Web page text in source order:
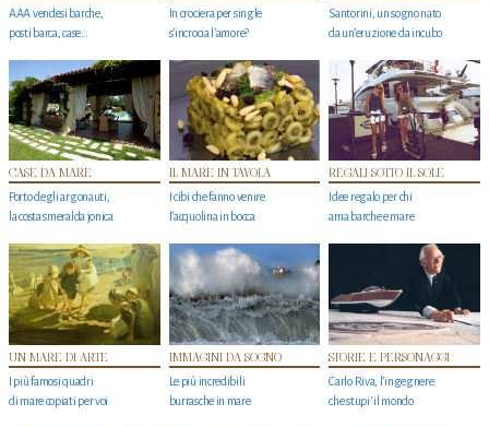
AAA vendesi barche,
posti barca, case…
In crociera per single
s'incrocia l’amore?
Santorini, un sogno nato
da un’eruzione da incubo
CASE DA MARE
Porto degli argonauti,
la costa smeralda jonica
IL MARE IN TAVOLA
I cibi che fanno venire
l’acquolina in bocca
REGALI SOTTO IL SOLE
Idee regalo per chi
ama barche e mare
UN MARE DI ARTE
I più famosi quadri
di mare copiati per voi
IMMAGINI DA SOGNO
Le più incredibili
burrasche in mare
STORIE E PERSONAGGI
Carlo Riva, l’ingegnere
che stupi' il mondo